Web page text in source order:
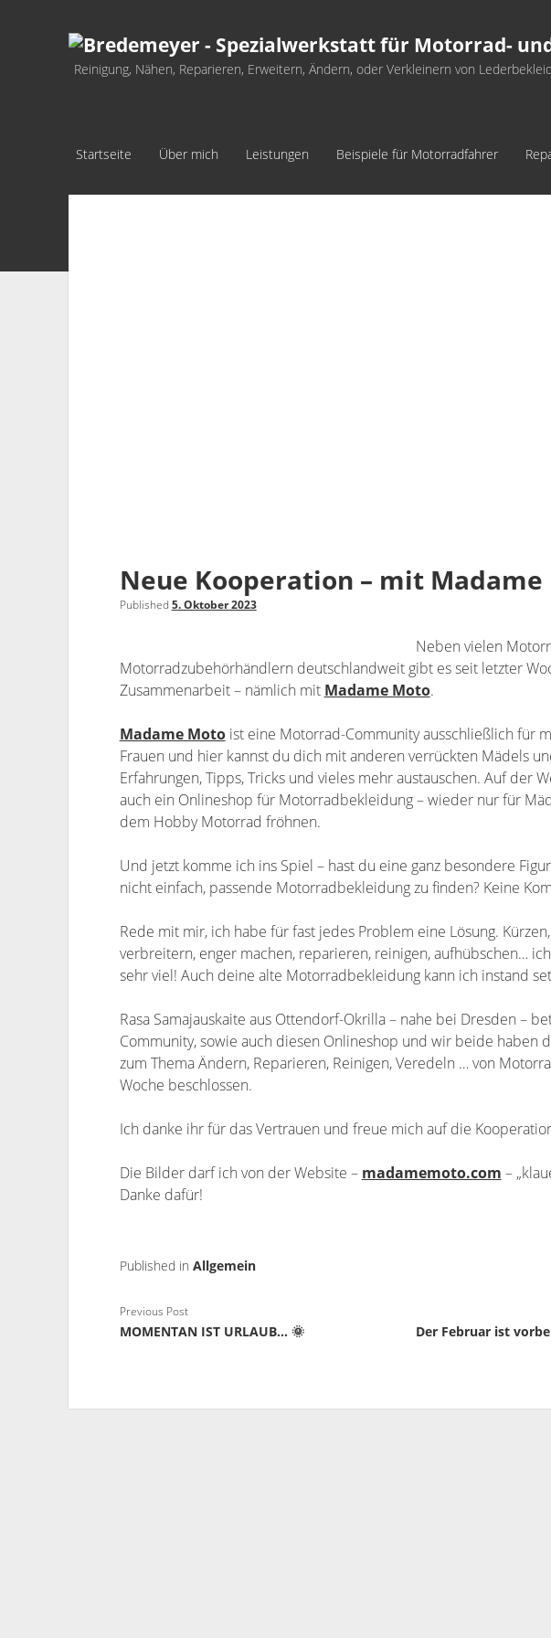
Bredemeyer
Motorrad-
und
Lederbekleidung
Reinigung, Nähen, Reparieren, Erweitern, Ändern, oder Verkleinern von
Startseite Über mich Leistungen Beispiele für Motorradfahrer
Neue Kooperation – mit Madame
Published 5. Oktober 2023
Neben vielen
Motorradzubehörhändlern deutschlandweit gibt es seit letzter
Zusammenarbeit – nämlich mit Madame Moto.
Madame Motoist eine Motorrad-Community ausschließlich für
Frauen und hier kannst du dich mit anderen verrückten Mädels
Erfahrungen, Tipps, Tricks und vieles mehr austauschen. Auf der
auch ein Onlineshop für Motorradbekleidung – wieder nur für
dem Hobby Motorrad fröhnen.
Und jetzt komme ich ins Spiel – hast du eine ganz besondere
nicht einfach, passende Motorradbekleidung zu finden? Keine
Rede mit mir, ich habe für fast jedes Problem eine Lösung.
verbreitern, enger machen, reparieren, reinigen, aufhübschen…
sehr viel! Auch deine alte Motorradbekleidung kann ich instand
Rasa Samajauskaite aus Ottendorf-Okrilla – nahe bei Dresden –
Community, sowie auch diesen Onlineshop und wir beide haben
zum Thema Ändern, Reparieren, Reinigen, Veredeln … von
Woche beschlossen.
Ich danke ihr für das Vertrauen und freue mich auf die
Die Bilder darf ich von der Website – madamemoto.com –
Danke dafür!
Published in Allgemein
Previous Post
MOMENTAN IST URLAUB… 🌞
Der Februar ist